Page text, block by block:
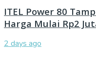
ITEL Power 80
Harga Mulai Rp2
2 days ago